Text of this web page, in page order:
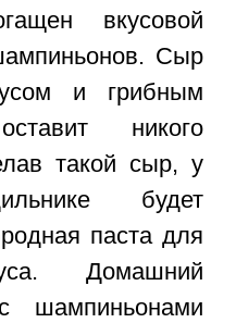
вкусовой
Сыр
и грибным
никого
такой сыр, у
будет
паста для
Домашний
шампиньонами